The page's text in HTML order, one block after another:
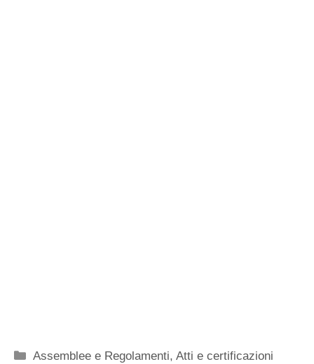
Categorie
Assemblee e Regolamenti,Atti e certificazioni